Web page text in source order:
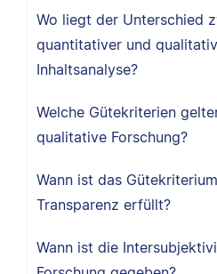
Wo liegt der Unterschied
quantitativer und
Inhaltsanalyse?
Welche Gütekriterien
qualitative Forschung?
Wann ist das
Transparenz erfüllt?
Wann ist die